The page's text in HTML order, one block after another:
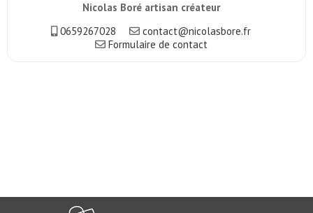
Nicolas Boré artisan créateur
0659267028
contact@nicolasbore.fr
Formulaire de contact